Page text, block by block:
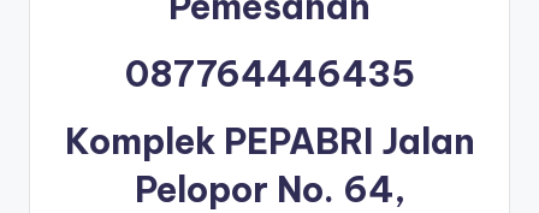
087764446435
Komplek PEPABRI Jalan
Pelopor No. 64,